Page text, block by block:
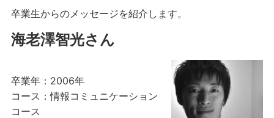
卒業生からのメッセージを紹介します。
海老澤智光さん
卒業年：2006年
コース：情報コミュニケーション
コース